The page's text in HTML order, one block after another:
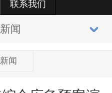
联系我们
闻
闻